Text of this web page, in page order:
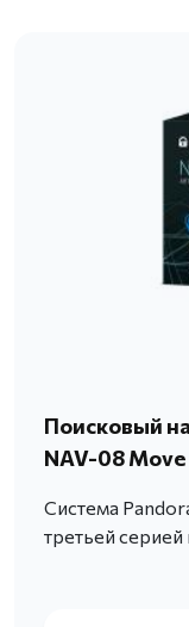
Поисковый
NAV-08 Move
Система
третьей